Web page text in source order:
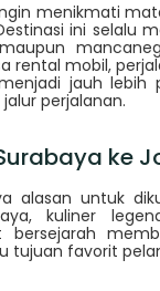
menikmati
ini selalu
rental mobil,
jauh lebih
perjalanan.
ke
alasan untuk
kuliner
bersejarah
tujuan favorit